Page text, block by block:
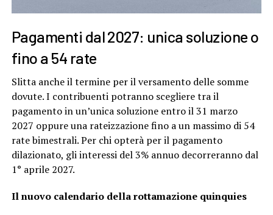
Pagamenti dal 2027: unica soluzione o
fino a 54 rate
Slitta anche il termine per il versamento delle somme
dovute. I contribuenti potranno scegliere tra il
pagamento in un’unica soluzione entro il 31 marzo
2027 oppure una rateizzazione fino a un massimo di 54
rate bimestrali. Per chi opterà per il pagamento
dilazionato, gli interessi del 3% annuo decorreranno dal
1° aprile 2027.
Il nuovo calendario della rottamazione quinquies